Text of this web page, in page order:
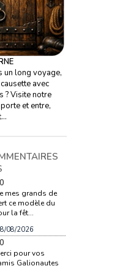
un long voyage,
avec
? Visite notre
et entre,
mes grands de
ce modèle du
la fêt...
08/2026
pour vos
Galionautes